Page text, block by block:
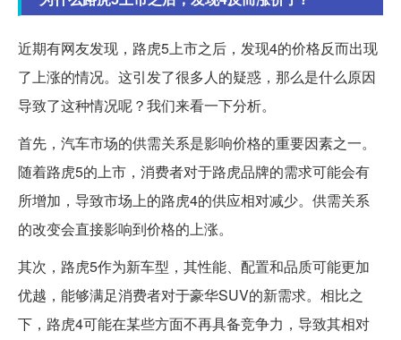
近期有网友发现，路虎5上市之后，发现4的价格反而出现
了上涨的情况。这引发了很多人的疑惑，那么是什么原因
导致了这种情况呢？我们来看一下分析。
首先，汽车市场的供需关系是影响价格的重要因素之一。
随着路虎5的上市，消费者对于路虎品牌的需求可能会有
所增加，导致市场上的路虎4的供应相对减少。供需关系
的改变会直接影响到价格的上涨。
其次，路虎5作为新车型，其性能、配置和品质可能更加
优越，能够满足消费者对于豪华SUV的新需求。相比之
下，路虎4可能在某些方面不再具备竞争力，导致其相对